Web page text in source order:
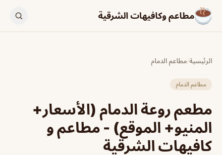
مطاعم وكافيهات الشرقية
الرئيسية/مطاعم الدمام
مطاعم الدمام
مطعم روعة الدمام (الأسعار+
المنيو+ الموقع) - مطاعم و
كافيهات الشرقية